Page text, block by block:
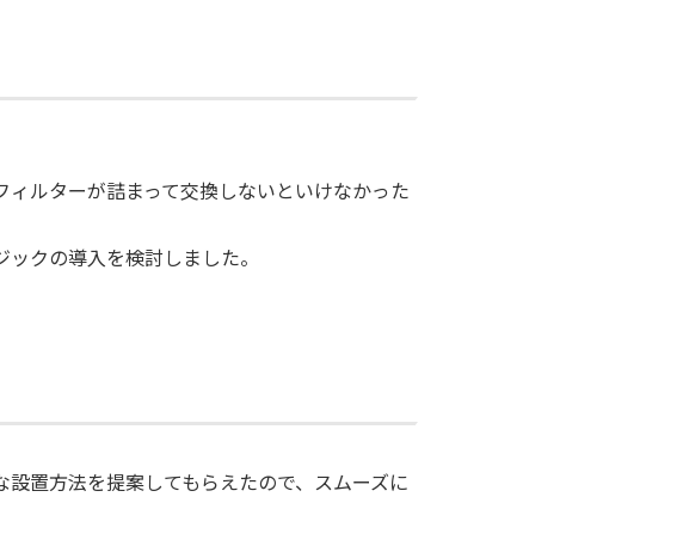
ルターが詰まって交換しないといけなかった
クの導入を検討しました。
置方法を提案してもらえたので、スムーズに